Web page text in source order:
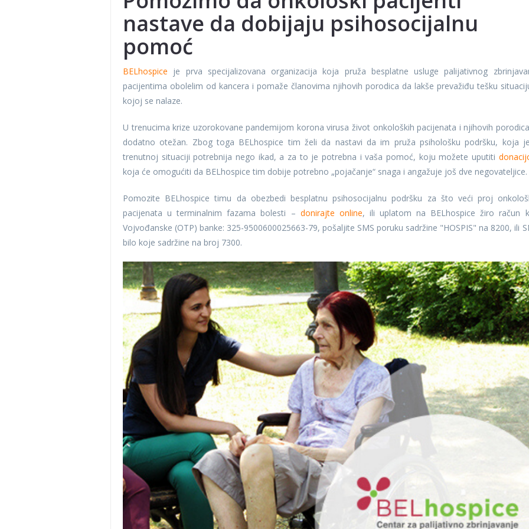
nastave da dobijaju psihosocijalnu
pomoć
BELhospice je prva specijalizovana organizacija koja pruža besplatne usluge palijativnog
pacijentima obolelim od kancera i pomaže članovima njihovih porodica da lakše prevažiđu tešku
kojoj se nalaze.
U trenucima krize uzorokovane pandemijom korona virusa život onkoloških pacijenata i njihovih
dodatno otežan. Zbog toga BELhospice tim želi da nastavi da im pruža psihološku podršku, koja
trenutnoj situaciji potrebnija nego ikad, a za to je potrebna i vaša pomoć, koju možete uputiti
koja će omogućiti da BELhospice tim dobije potrebno „pojačanje“ snaga i angažuje još dve negovateljice.
Pomozite BELhospice timu da obezbedi besplatnu psihosocijalnu podršku za što veći proj
pacijenata u terminalnim fazama bolesti – donirajte online, ili uplatom na BELhospice žiro račun
Vojvođanske (OTP) banke: 325-9500600025663-79, pošaljite SMS poruku sadržine "HOSPIS" na 8200, ili
bilo koje sadržine na broj 7300.